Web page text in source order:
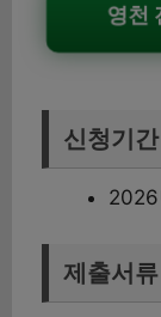
영천
신청기간
2026
제출서류